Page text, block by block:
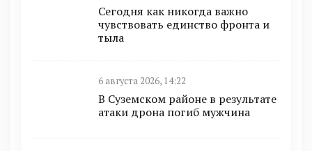
Сегодня как никогда важно
чувствовать единство фронта и
тыла
6 августа 2026, 14:22
В Суземском районе в результате
атаки дрона погиб мужчина